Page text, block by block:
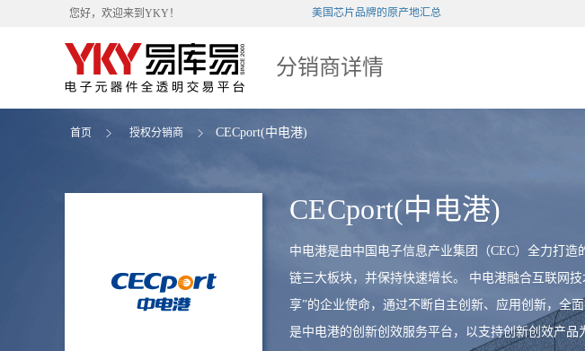
您好，欢迎来到 YKY ！ 美国芯片品牌的原产地汇总
分销商详情
首页 授权分销商 CECport(中电港)
CECport(中电港)
中电港是由中国电子信息产业集团（CEC）全力打
链三大板块，并保持快速增长。 中电港融合互联网
享”的企业使命，通过不断自主创新、应用创新，全
是中电港的创新创效服务平台，以支持创新创效产